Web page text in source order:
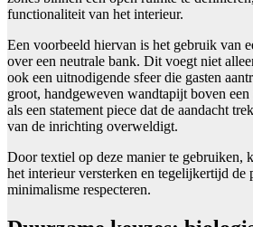
functionaliteit van het interieur.
Een voorbeeld hiervan is het gebruik van
over een neutrale bank. Dit voegt niet
ook een uitnodigende sfeer die gasten
groot, handgeweven wandtapijt boven
als een statement piece dat de aandacht
van de inrichting overweldigt.
Door textiel op deze manier te gebruiken,
het interieur versterken en tegelijkertijd de
minimalisme respecteren.